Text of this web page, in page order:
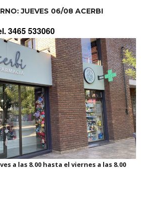
JUEVES 06/08 ACERBI
3465 533060
a las 8.00 hasta el viernes a las 8.00